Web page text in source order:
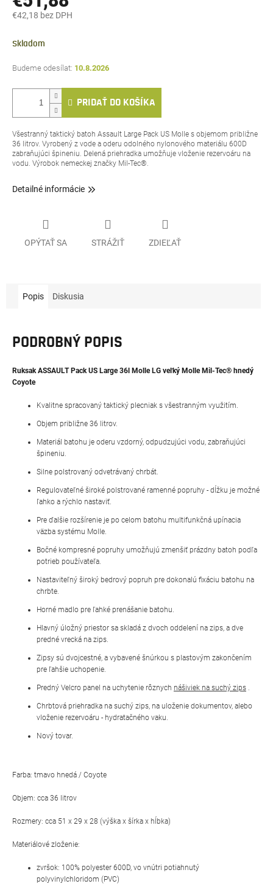
€42,18 bez DPH
cena:
Skladom
10.8.2026
PRIDAŤ DO KOŠÍKA
Všestranný taktický batoh Assault Large Pack US Molle s objemom približne
36 litrov. Vyrobený z vode a oderu odolného nylonového materiálu 600D
zabraňujúci špineniu. Delená priehradka umožňuje vloženie rezervoáru na
vodu. Výrobok nemeckej značky Mil-Tec®.
Detailné informácie
OPÝTAŤ SA STRÁŽIŤ ZDIEĽAŤ
Popis Diskusia
PODROBNÝ POPIS
Ruksak ASSAULT Pack US Large 36l Molle LG veľký Molle Mil-Tec® hnedý
Coyote
Kvalitne spracovaný taktický plecniak s všestranným využitím.
Objem približne 36 litrov.
Materiál batohu je oderu vzdorný, odpudzujúci vodu, zabraňujúci
špineniu.
Silne polstrovaný odvetrávaný chrbát.
Regulovateľné široké polstrované ramenné popruhy - dĺžku je možné
ľahko a rýchlo nastaviť.
Pre ďalšie rozšírenie je po celom batohu multifunkčná upínacia
väzba systému Molle.
Bočné kompresné popruhy umožňujú zmenšiť prázdny batoh podľa
potrieb používateľa.
Nastaviteľný široký bedrový popruh pre dokonalú fixáciu batohu na
chrbte.
Horné madlo pre ľahké prenášanie batohu.
Hlavný úložný priestor sa skladá z dvoch oddelení na zips, a dve
predné vrecká na zips.
Zipsy sú dvojcestné, a vybavené šnúrkou s plastovým zakončením
pre ľahšie uchopenie.
Predný Velcro panel na uchytenie rôznych nášiviek na suchý zips
Chrbtová priehradka na suchý zips, na uloženie dokumentov, alebo
vloženie rezervoáru - hydratačného vaku.
Nový tovar.
Farba: tmavo hnedá / Coyote
Objem: cca 36 litrov
Rozmery: cca 51 x 29 x 28 (výška x šírka x hĺbka)
Materiálové zloženie:
zvršok: 100% polyester 600D, vo vnútri potiahnutý
polyvinylchloridom (PVC)